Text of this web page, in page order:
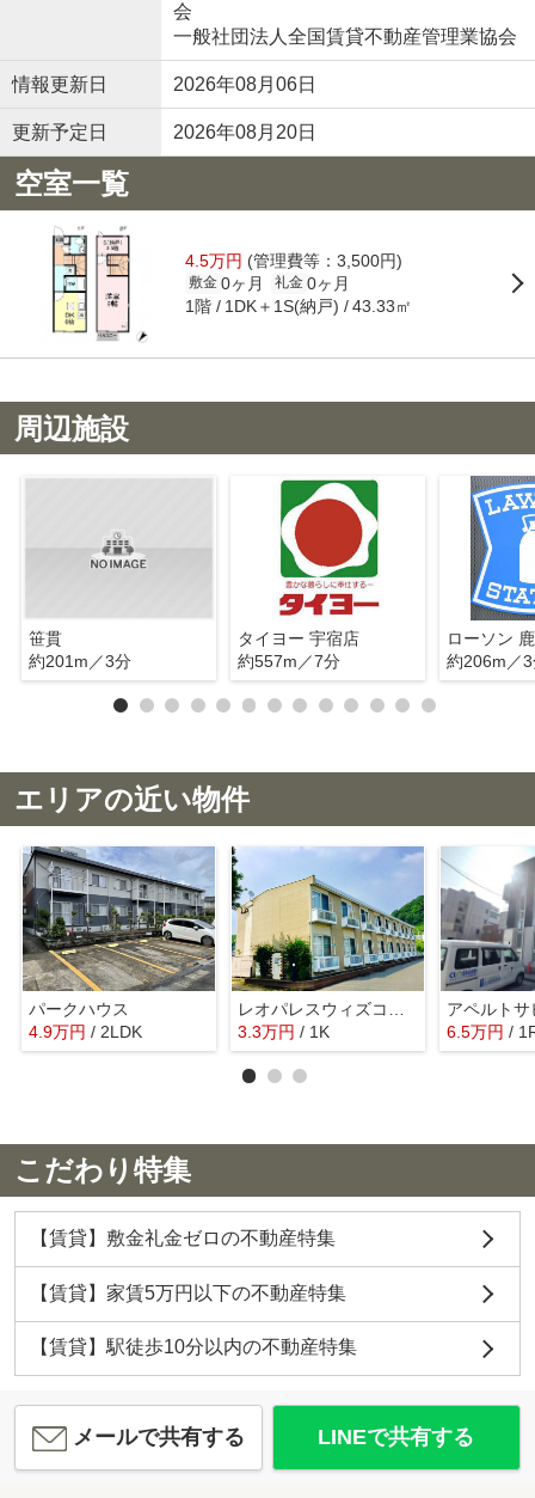
会
一般社団法人全国賃貸不動産管理業協会
情報更新日 2026年08月06日
更新予定日 2026年08月20日
空室一覧
4.5万円 (管理費等：3,500円)
敷金 0ヶ月 礼金 0ヶ月
1階 1DK＋1S(納戸) 43.33㎡
周辺施設
笹貫
約201m／3分
タイヨー 宇宿店
約557m／7分
ローソン
約206m／
エリアの近い物件
パークハウス
4.9万円 / 2LDK
3.3万円 / 1K 6.5万円 /
こだわり特集
【賃貸】敷金礼金ゼロの不動産特集
【賃貸】家賃5万円以下の不動産特集
【賃貸】駅徒歩10分以内の不動産特集
メールで共有する LINEで共有する